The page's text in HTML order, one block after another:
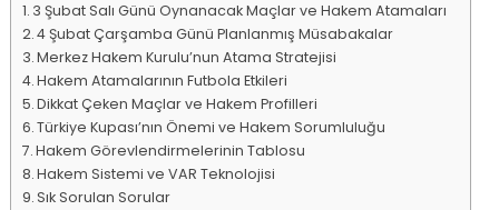
Şubat
Maçlarında
Hakem
Görevlendirmeleri
Kesinleşti
için
3 Şubat Salı Günü Oynanacak Maçlar ve Hakem Atamaları
4 Şubat Çarşamba Günü Planlanmış Müsabakalar
Merkez Hakem Kurulu’nun Atama Stratejisi
Hakem Atamalarının Futbola Etkileri
Dikkat Çeken Maçlar ve Hakem Profilleri
Türkiye Kupası’nın Önemi ve Hakem Sorumluluğu
Hakem Görevlendirmelerinin Tablosu
Hakem Sistemi ve VAR Teknolojisi
Sık Sorulan Sorular